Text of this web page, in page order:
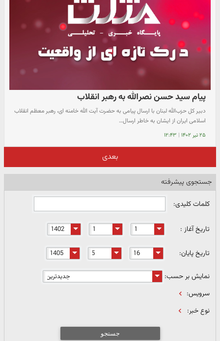
پیام سید حسن نصرالله به رهبر انقلاب
دبیر کل حزب‌الله لبنان با ارسال پیامی به حضرت آیت الله خامنه ای، رهبر معظم انقلاب
اسلامی ایران از ایشان به خاطر ارسال…
۲۵ تیر ۱۴۰۲ | ۱۲:۴۳
بعدی
جستجوی پیشرفته
کلمات کلیدی:
تاریخ آغاز :
تاریخ پایان:
نمایش بر حسب:
سرویس:
نوع خبر:
جستجو